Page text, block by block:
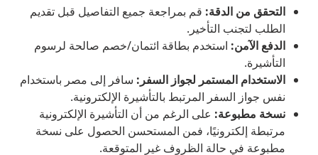
التحقق من الدقة: قم بمراجعة جميع التفاصيل قبل تقديم
الطلب لتجنب التأخير.
الدفع الآمن: استخدم بطاقة ائتمان/خصم صالحة لرسوم
التأشيرة.
الاستخدام المستمر لجواز السفر: سافر إلى مصر باستخدام
نفس جواز السفر المرتبط بالتأشيرة الإلكترونية.
نسخة مطبوعة: على الرغم من أن التأشيرة الإلكترونية
مرتبطة إلكترونيًا، فمن المستحسن الحصول على نسخة
مطبوعة في حالة الظروف غير المتوقعة.